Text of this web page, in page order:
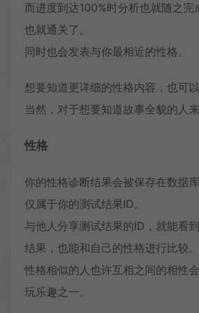
而进度到达100%时分析也就随之
也就通关了。
同时也会发表与你最相近的性格。
想要知道更详细的性格内容，也可以
当然，对于想要知道故事全貌的人
性格
你的性格诊断结果会被保存在数据
仅属于你的测试结果ID。
与他人分享测试结果的ID，就能看
结果，也能和自己的性格进行比较。
性格相似的人也许互相之间的相性
玩乐趣之一。